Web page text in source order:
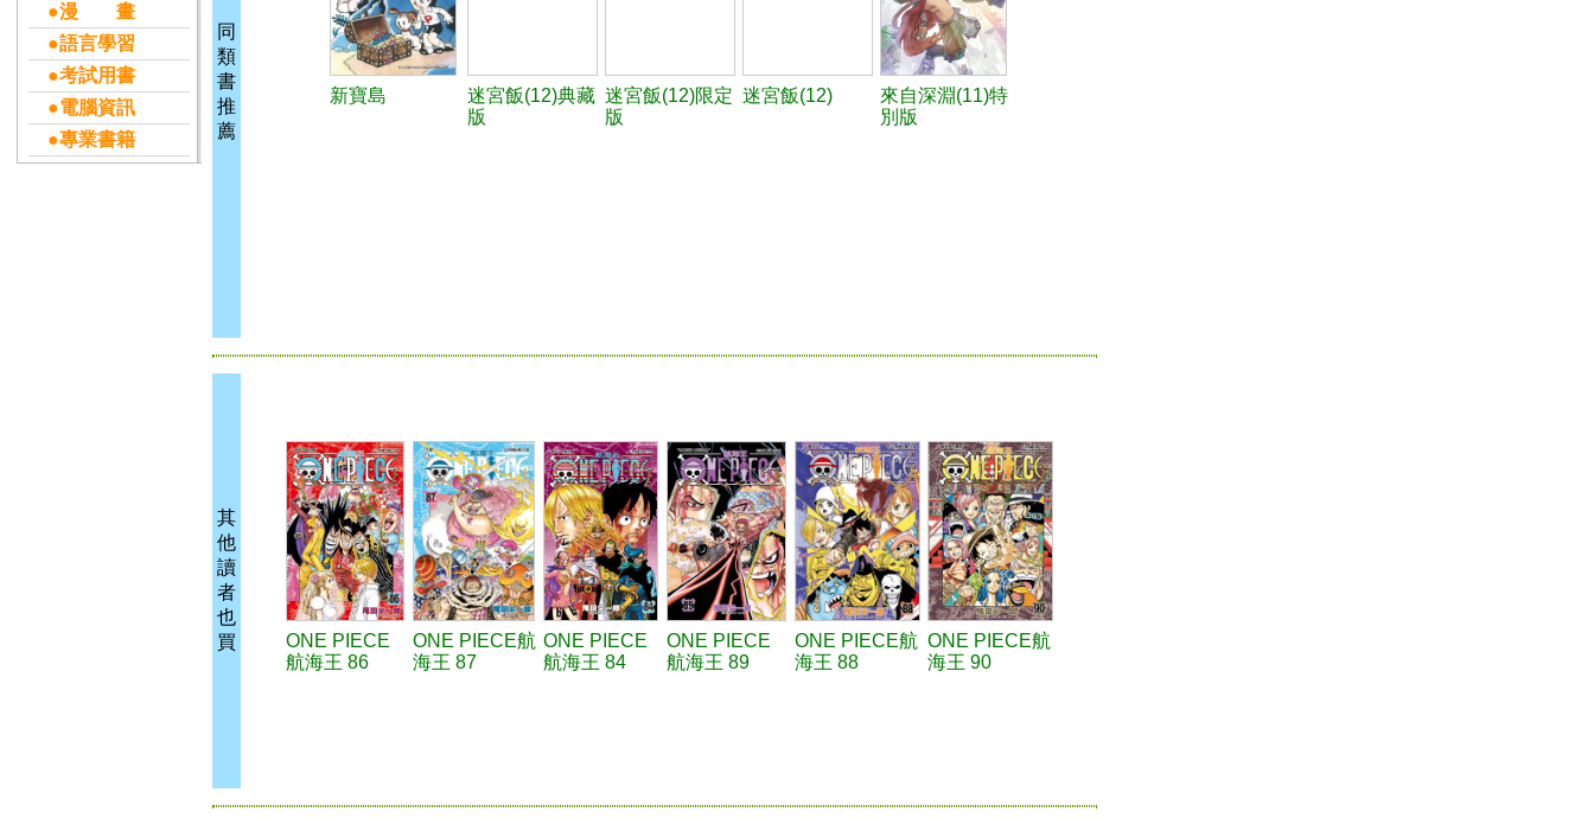
●漫 畫
●語言學習
●考試用書
●電腦資訊
●專業書籍
同
類
書
推
薦
新寶島
迷宮飯(12)典藏
版
迷宮飯(12)限定
版
迷宮飯(12)
來自深淵(11)特
別版
其
他
讀
者
也
買
ONE PIECE
航海王 86
ONE PIECE航
海王 87
ONE PIECE
航海王 84
ONE PIECE
航海王 89
ONE PIECE航
海王 88
ONE PIECE航
海王 90